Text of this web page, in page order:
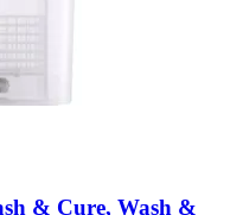
& Cure, Wash &